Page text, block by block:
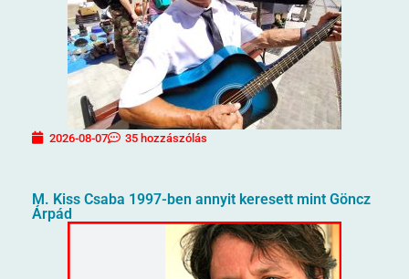
2026-08-07 35 hozzászólás
M. Kiss Csaba 1997-ben annyit keresett mint Göncz
Árpád